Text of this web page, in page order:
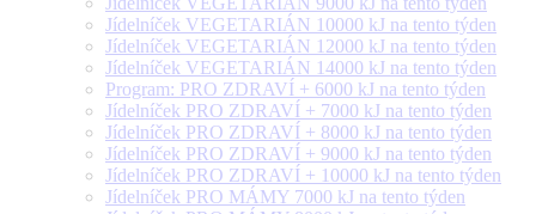
Jídelníček VEGETARIÁN 10000 kJ na tento týden
Jídelníček VEGETARIÁN 12000 kJ na tento týden
Jídelníček VEGETARIÁN 14000 kJ na tento týden
Program: PRO ZDRAVÍ + 6000 kJ na tento týden
Jídelníček PRO ZDRAVÍ + 7000 kJ na tento týden
Jídelníček PRO ZDRAVÍ + 8000 kJ na tento týden
Jídelníček PRO ZDRAVÍ + 9000 kJ na tento týden
Jídelníček PRO ZDRAVÍ + 10000 kJ na tento týden
Jídelníček PRO MÁMY 7000 kJ na tento týden